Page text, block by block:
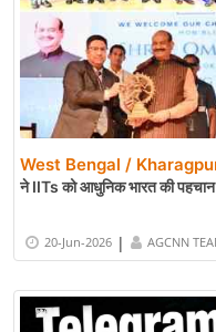
West Bengal /
ने IITs को आधुनिक भारत की पहचान
20-Jun-2026 | AGCNN